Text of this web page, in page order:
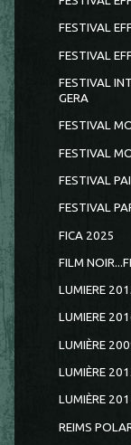
FESTIVAL
FESTIVAL
FESTIVAL
GERA
FESTIVAL
FESTIVAL
FESTIVAL
FESTIVAL
FICA 2025
FILM
LUMIERE
LUMIERE
LUMIÈRE
LUMIÈRE
LUMIÈRE
REIMS